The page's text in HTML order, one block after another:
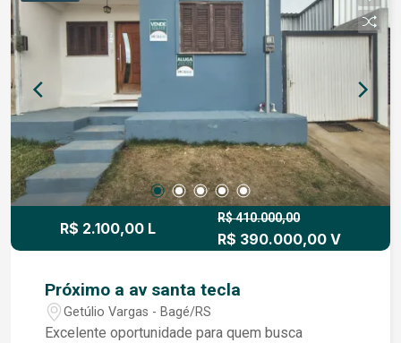
R$ 2.100,00 L
R$ 410.000,00
R$ 390.000,00 V
Próximo a av santa tecla
Getúlio Vargas - Bagé/RS
Excelente oportunidade para quem busca